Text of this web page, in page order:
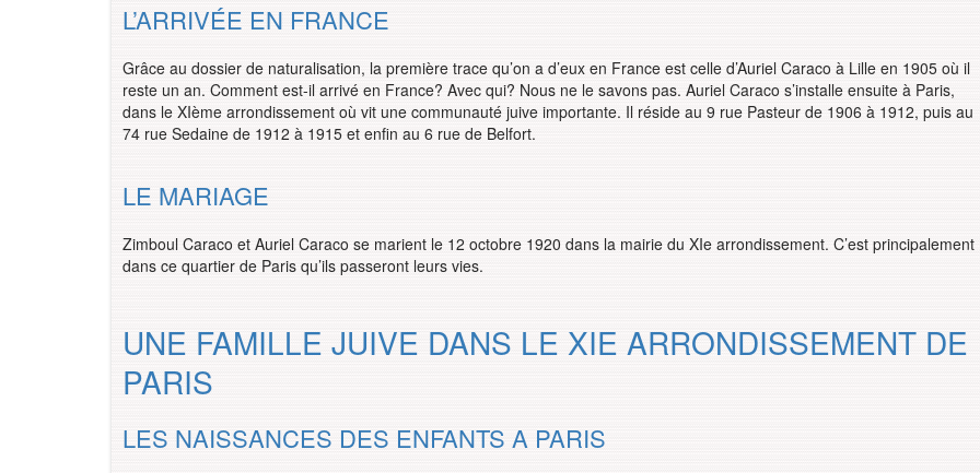
L’ARRIVÉE EN FRANCE
Grâce au dossier de naturalisation, la première trace qu’on a d’eux en France est celle d’Auriel Caraco à Lille en 1905 où il
reste un an. Comment est-il arrivé en France? Avec qui? Nous ne le savons pas. Auriel Caraco s’installe ensuite à Paris,
dans le XIème arrondissement où vit une communauté juive importante. Il réside au 9 rue Pasteur de 1906 à 1912, puis au
74 rue Sedaine de 1912 à 1915 et enfin au 6 rue de Belfort.
LE MARIAGE
Zimboul Caraco et Auriel Caraco se marient le 12 octobre 1920 dans la mairie du XIe arrondissement. C’est principalement
dans ce quartier de Paris qu’ils passeront leurs vies.
UNE FAMILLE JUIVE DANS LE XIE ARRONDISSEMENT DE
PARIS
LES NAISSANCES DES ENFANTS A PARIS